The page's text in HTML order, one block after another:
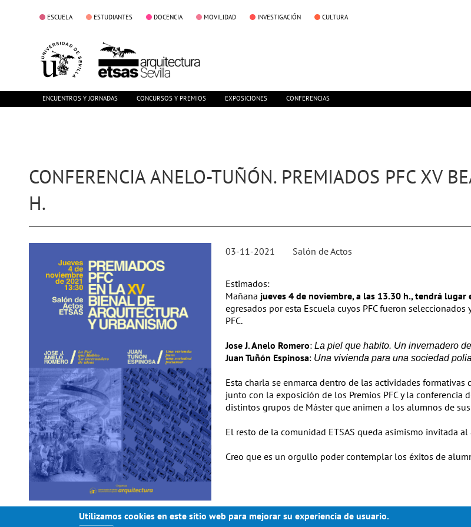
ESCUELA ESTUDIANTES DOCENCIA MOVILIDAD INVESTIGACIÓN CULTURA
ENCUENTROS Y JORNADAS CONCURSOS Y PREMIOS EXPOSICIONES CONFERENCIAS
CONFERENCIA ANELO-TUÑÓN. PREMIADOS PFC XV
H.
Salón de Actos
03-11-2021
Estimados:
Mañana jueves 4 de noviembre, a las 13.30 h., tendrá lugar
egresados por esta Escuela cuyos PFC fueron
PFC.
Jose J. Anelo Romero: La piel que habito. Un invernadero
Juan Tuñón Espinosa: Una vivienda para una sociedad
Esta charla se enmarca dentro de las actividades
junto con la exposición de los Premios PFC y la
distintos grupos de Máster que animen a los alumnos de
El resto de la comunidad ETSAS queda asimismo invitada al
Creo que es un orgullo poder contemplar los éxitos de
Utilizamos cookies en este sitio web para mejorar su experiencia de usuario.